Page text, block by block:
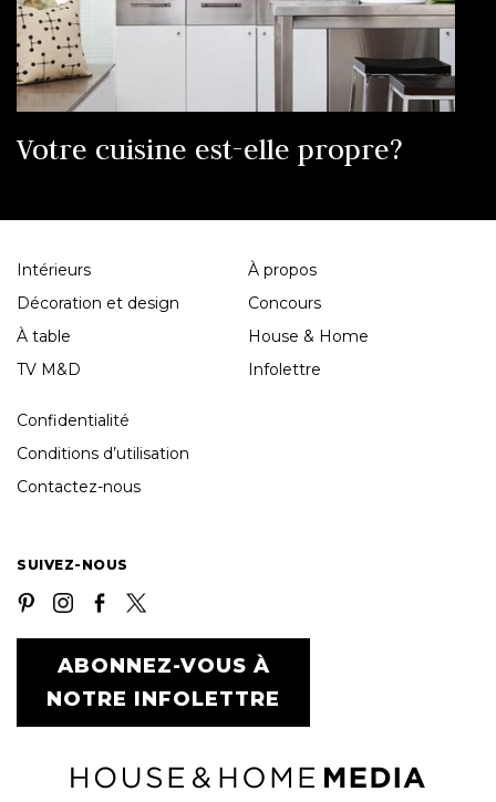
Votre cuisine est-elle propre?
Intérieurs
Décoration et design
À table
TV M&D
À propos
Concours
House & Home
Infolettre
Confidentialité
Conditions d’utilisation
Contactez-nous
SUIVEZ-NOUS
ABONNEZ-VOUS À
NOTRE INFOLETTRE